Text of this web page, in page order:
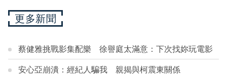
更多新聞
蔡健雅挑戰影集配樂 徐譽庭太滿意：下次找妳玩電影
安心亞崩潰：經紀人騙我 親揭與柯震東關係